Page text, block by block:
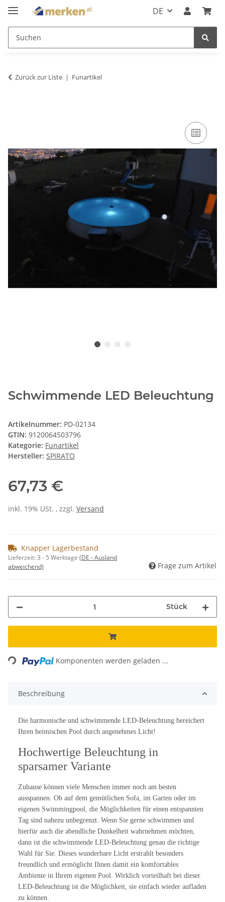
DE
Zurück zur Liste Funartikel
Schwimmende LED Beleuchtung
Artikelnummer: PD-02134
GTIN: 9120064503796
Kategorie: Funartikel
Hersteller: SPIRATO
67,73 €
inkl. 19% USt. , zzgl. Versand
Knapper Lagerbestand
Lieferzeit:3 - 5 Werktage (DE - Ausland
abweichend)
Frage zum Artikel
Stück
Loading... Komponenten werden geladen ...
Beschreibung
Die harmonische und schwimmende LED-Beleuchtung bereichert
Ihren heimischen Pool durch angenehmes Licht!
Hochwertige Beleuchtung in
sparsamer Variante
Zuhause können viele Menschen immer noch am besten
ausspannen. Ob auf dem gemütlichen Sofa, im Garten oder im
eigenen Swimmingpool, die Möglichkeiten für einen entspannten
Tag sind nahezu unbegrenzt. Wenn Sie gerne schwimmen und
hierfür auch die abendliche Dunkelheit wahrnehmen möchten,
dann ist die schwimmende LED-Beleuchtung genau die richtige
Wahl für Sie. Dieses wunderbare Licht erstrahlt besonders
freundlich und ermöglicht Ihnen damit ein komfortables
Ambiente in Ihrem eigenen Pool. Wirklich vorteilhaft bei dieser
LED-Beleuchtung ist die Möglichkeit, sie einfach wieder aufladen
zu können.